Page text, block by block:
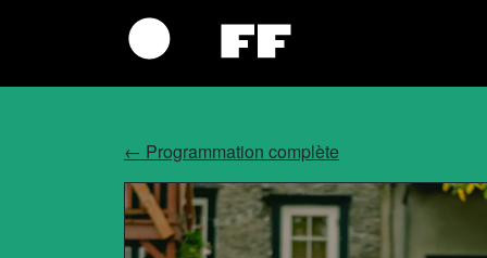
← Programmation complète